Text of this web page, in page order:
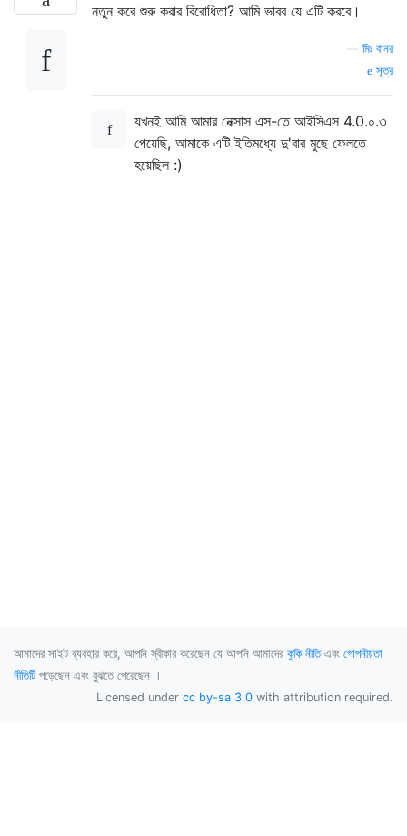
নতুন করে শুরু করার বিরোধিতা? আমি ভাবব যে এটি করবে।
মিঃ বানর
সূত্র
যখনই আমি আমার নেক্সাস এস-তে আইসিএস 4.0.০.৩
পেয়েছি, আমাকে এটি ইতিমধ্যে দু'বার মুছে ফেলতে
হয়েছিল :)
আমাদের সাইট ব্যবহার করে, আপনি স্বীকার করেছেন যে আপনি আমাদের কুকি নীতিএবং গোপনীয়তা
নীতিটি পড়েছেন এবং বুঝতে পেরেছেন ।
Licensed under cc by-sa 3.0 with attribution required.